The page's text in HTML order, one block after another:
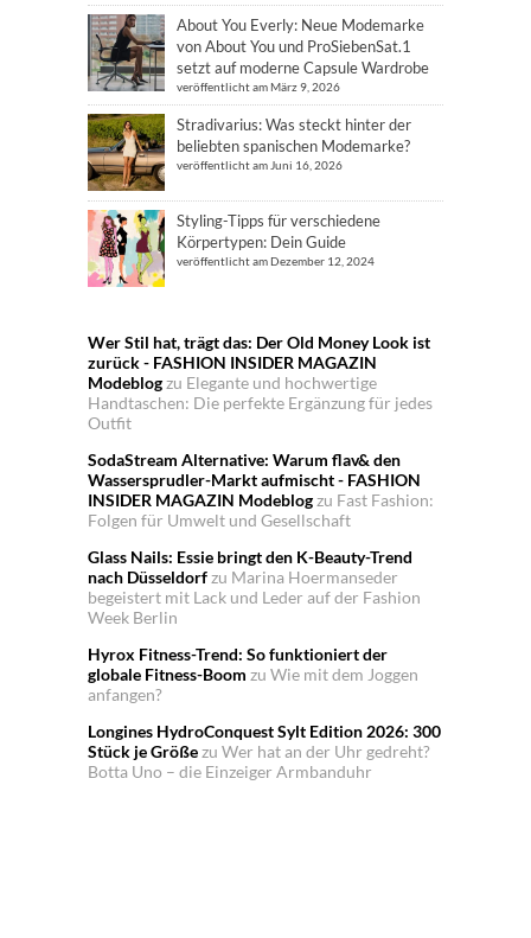
About You Everly: Neue Modemarke
von About You und ProSiebenSat.1
setzt auf moderne Capsule Wardrobe
veröffentlicht am März 9, 2026
Stradivarius: Was steckt hinter der
beliebten spanischen Modemarke?
veröffentlicht am Juni 16, 2026
Styling-Tipps für verschiedene
Körpertypen: Dein Guide
veröffentlicht am Dezember 12, 2024
Wer Stil hat, trägt das: Der Old Money Look ist
zurück - FASHION INSIDER MAGAZIN
Modeblogzu Elegante und hochwertige
Handtaschen: Die perfekte Ergänzung für jedes
Outfit
SodaStream Alternative: Warum flav& den
Wassersprudler-Markt aufmischt - FASHION
INSIDER MAGAZIN Modeblogzu Fast Fashion:
Folgen für Umwelt und Gesellschaft
Glass Nails: Essie bringt den K-Beauty-Trend
nach Düsseldorfzu Marina Hoermanseder
begeistert mit Lack und Leder auf der Fashion
Week Berlin
Hyrox Fitness-Trend: So funktioniert der
globale Fitness-Boom zu Wie mit dem Joggen
anfangen?
Longines HydroConquest Sylt Edition 2026: 300
Stück je Größezu Wer hat an der Uhr gedreht?
Botta Uno – die Einzeiger Armbanduhr